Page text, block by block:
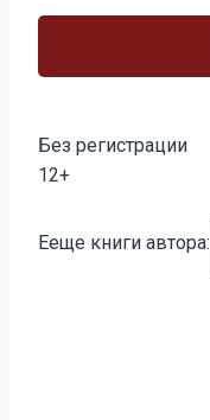
Без регистрации
12+
записи:
Ееще книги автора: